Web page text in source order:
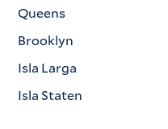
Queens
Brooklyn
Isla Larga
Isla Staten